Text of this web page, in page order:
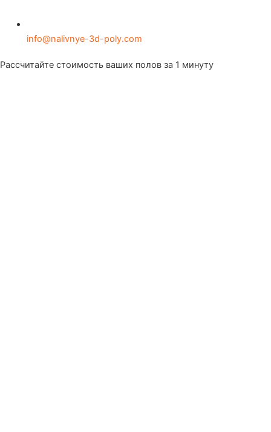
info@nalivnye-3d-poly.com
Рассчитайте стоимость ваших полов за 1 минуту